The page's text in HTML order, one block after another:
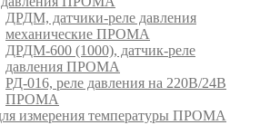
ДРДМ, датчики-реле давления
механические ПРОМА
ДРДМ-600 (1000), датчик-реле
давления ПРОМА
РД-016, реле давления на 220В/24В
ПРОМА
измерения температуры ПРОМА